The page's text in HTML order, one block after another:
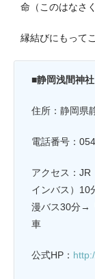
命 （このはなさ
縁結びにもって
■静岡浅間神社
住所：静岡県
電話番号：
アクセス：JR
インバス）10
漫バス30分→
車
公式HP：